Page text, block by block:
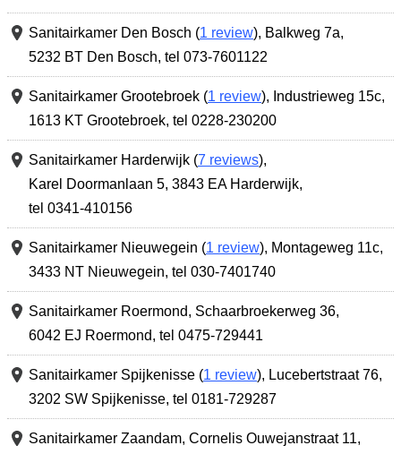
Sanitairkamer Den Bosch (1 review), Balkweg 7a,
5232 BT Den Bosch, tel 073-7601122
Sanitairkamer Grootebroek (1 review), Industrieweg 15c,
1613 KT Grootebroek, tel 0228-230200
Sanitairkamer Harderwijk (7 reviews),
Karel Doormanlaan 5, 3843 EA Harderwijk,
tel 0341-410156
Sanitairkamer Nieuwegein (1 review), Montageweg 11c,
3433 NT Nieuwegein, tel 030-7401740
Sanitairkamer Roermond, Schaarbroekerweg 36,
6042 EJ Roermond, tel 0475-729441
Sanitairkamer Spijkenisse (1 review), Lucebertstraat 76,
3202 SW Spijkenisse, tel 0181-729287
Sanitairkamer Zaandam, Cornelis Ouwejanstraat 11,